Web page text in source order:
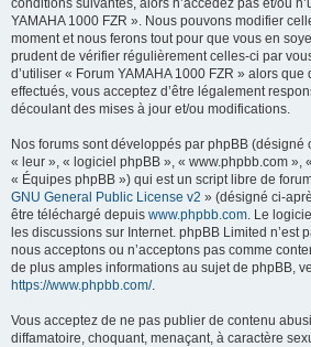
conditions suivantes, alors n’accédez pas et/ou
YAMAHA 1000 FZR ». Nous pouvons modifier
moment et nous ferons tout pour que vous en
prudent de vérifier régulièrement celles-ci par
d’utiliser « Forum YAMAHA 1000 FZR » alors
effectués, vous acceptez d’être légalement
découlant des mises à jour et/ou modifications.
Nos forums sont développés par phpBB (désigné
« leur », « logiciel phpBB », « www.phpbb.com »,
« Équipes phpBB ») qui est un script libre de
GNU General Public License v2 » (désigné ci-
être téléchargé depuis www.phpbb.com. Le
les discussions sur Internet. phpBB Limited n’est
nous acceptons ou n’acceptons pas comme
de plus amples informations au sujet de phpBB,
https://www.phpbb.com/.
Vous acceptez de ne pas publier de contenu
diffamatoire, choquant, menaçant, à caractère